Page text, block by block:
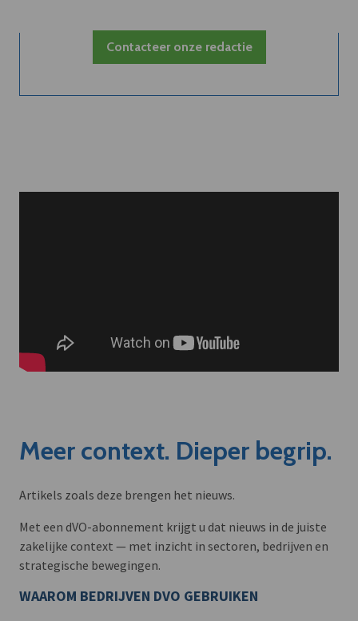
Contacteer onze redactie
Meer context. Dieper begrip.
Artikels zoals deze brengen het nieuws.
Met een dVO-abonnement krijgt u dat nieuws in de juiste
zakelijke context — met inzicht in sectoren, bedrijven en
strategische bewegingen.
WAAROM BEDRIJVEN DVO GEBRUIKEN